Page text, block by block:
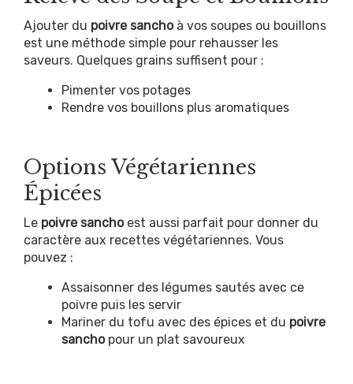
Ajouter du poivre sanchoà vos soupes ou bouillons
est une méthode simple pour rehausser les
saveurs. Quelques grains suffisent pour :
Pimenter vos potages
Rendre vos bouillons plus aromatiques
Options Végétariennes
Épicées
Le poivre sanchoest aussi parfait pour donner du
caractère aux recettes végétariennes. Vous
pouvez :
Assaisonner des légumes sautés avec ce
poivre puis les servir
Mariner du tofu avec des épices et du poivre
sanchopour un plat savoureux